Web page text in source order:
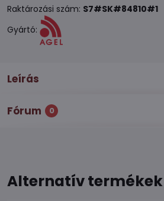
Raktározási szám: S7#SK#84810#1
Gyártó:
Leírás
Fórum 0
Alternatív termékek